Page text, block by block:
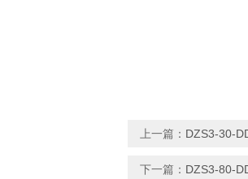
上一篇： DZS3-30-
下一篇： DZS3-80-